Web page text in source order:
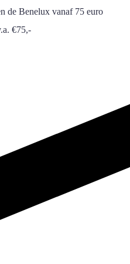
de Benelux vanaf 75 euro
€75,-